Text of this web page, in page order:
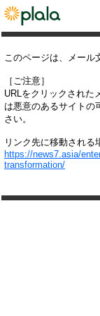
このページは、メール
［ご注意］
URLをクリックされた
は悪意のあるサイトの
さい。
リンク先に移動される
https://news7.asia/
transformation/